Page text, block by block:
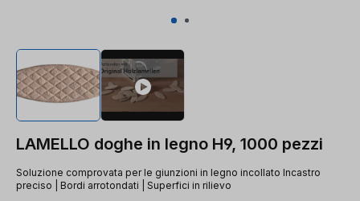
LAMELLO doghe in legno H9, 1000 pezzi
Soluzione comprovata per le giunzioni in legno incollato Incastro
preciso | Bordi arrotondati | Superfici in rilievo